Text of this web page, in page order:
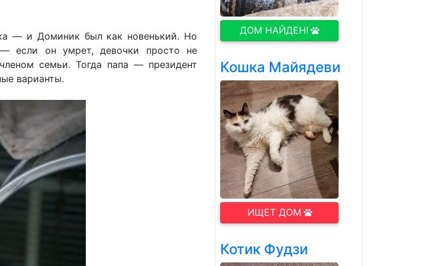
— и Доминик был как новенький. Но
если он умрет, девочки просто не
семьи. Тогда папа — президент
варианты.
ДОМ НАЙДЕН!
Кошка Майядеви
ИЩЕТ ДОМ
Котик Фудзи